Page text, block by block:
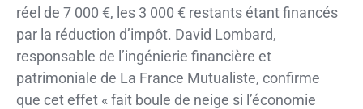
réel de 7 000 €, les 3 000 € restants étant financés
par la réduction d’impôt. David Lombard,
responsable de l’ingénierie financière et
patrimoniale de La France Mutualiste, confirme
que cet effet « fait boule de neige si l’économie